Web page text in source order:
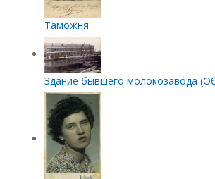
Таможня
Здание бывшего молокозавода